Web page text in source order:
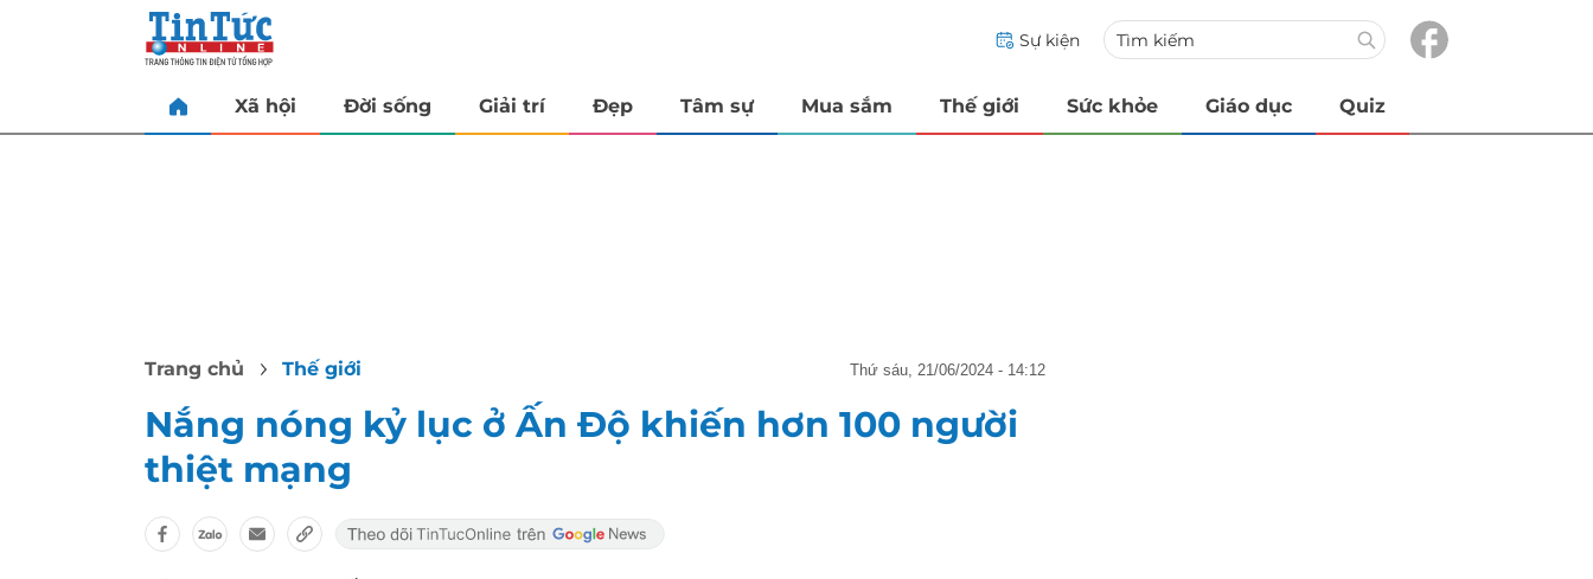
Sự kiện
Xã hội Đời sống Giải trí Đẹp Tâm sự Mua sắm Thế giới Sức khỏe Giáo dục Quiz
Trang chủ Thế giới thứ sáu, 21/06/2024 - 14:12
Nắng nóng kỷ lục ở Ấn Độ khiến hơn 100 người
thiệt mạng